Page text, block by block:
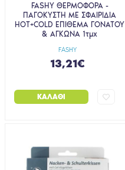
FASHY
FASHY ΘΕΡΜΟΦΟΡΑ -
ΠΑΓΟΚΥΣΤΗ ΜΕ ΣΦΑΙΡΙΔΙΑ
HOT+COLD ΕΠΙΘΕΜΑ ΓΟΝΑΤΟΥ
& ΑΓΚΩΝΑ 1τμχ
13,21€
ΚΑΛΆΘΙ